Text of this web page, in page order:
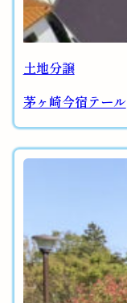
土地分譲
茅ヶ崎今宿テール